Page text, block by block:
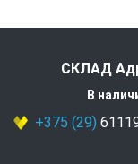
СКЛАД
В
+375 (29)